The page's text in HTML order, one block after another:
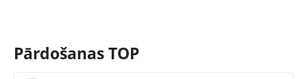
Pārdošanas TOP